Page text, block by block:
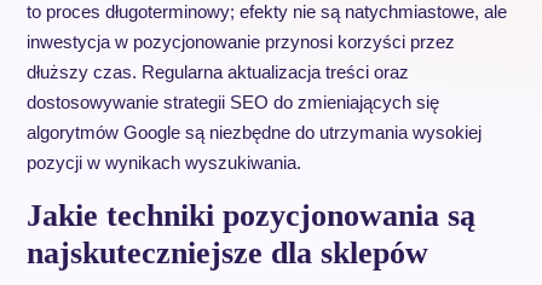
to proces długoterminowy; efekty nie są natychmiastowe, ale
inwestycja w pozycjonowanie przynosi korzyści przez
dłuższy czas. Regularna aktualizacja treści oraz
dostosowywanie strategii SEO do zmieniających się
algorytmów Google są niezbędne do utrzymania wysokiej
pozycji w wynikach wyszukiwania.
Jakie techniki pozycjonowania są
najskuteczniejsze dla sklepów